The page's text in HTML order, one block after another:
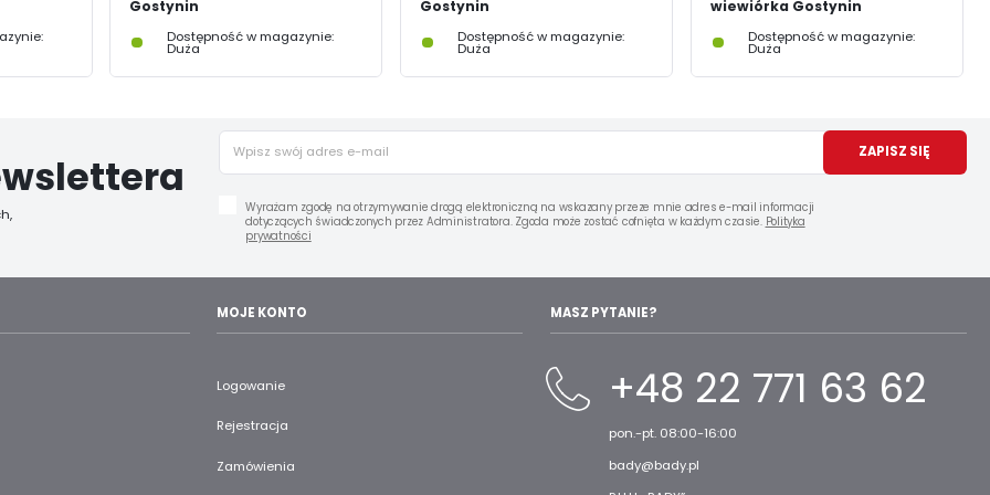
Gostynin
Dostępność w magazynie:
Duża
Gostynin
Dostępność w magazynie:
Duża
wiewiórka Gostynin
Dostępność w magazynie:
Duża
ZAPISZ SIĘ
Wyrażam zgodę na otrzymywanie drogą elektroniczną na wskazany przeze mnie adres e-mail informacji
dotyczących świadczonych przez Administratora. Zgoda może zostać cofnięta w każdym czasie. Polityka
prywatności
MOJE KONTO
Logowanie
Rejestracja
Zamówienia
MASZ PYTANIE?
+48 22 771 63 62
pon.-pt. 08:00-16:00
bady@bady.pl